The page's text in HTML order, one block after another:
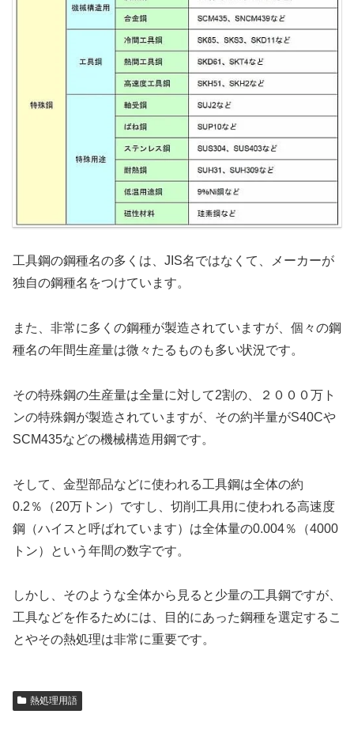
工具鋼の鋼種名の多くは、JIS名ではなくて、メーカーが
独自の鋼種名をつけています。
また、非常に多くの鋼種が製造されていますが、個々の鋼
種名の年間生産量は微々たるものも多い状況です。
その特殊鋼の生産量は全量に対して2割の、２０００万ト
ンの特殊鋼が製造されていますが、その約半量がS40Cや
SCM435などの機械構造用鋼です。
そして、金型部品などに使われる工具鋼は全体の約
0.2％（20万トン）ですし、切削工具用に使われる高速度
鋼（ハイスと呼ばれています）は全体量の0.004％（4000
トン）という年間の数字です。
しかし、そのような全体から見ると少量の工具鋼ですが、
工具などを作るためには、目的にあった鋼種を選定するこ
とやその熱処理は非常に重要です。
熱処理用語